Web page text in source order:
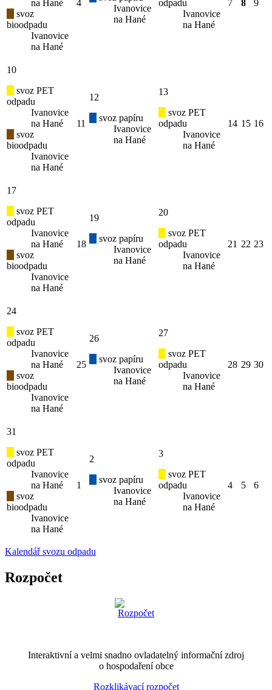
na Hané
svoz
bioodpadu
Ivanovice
na Hané
4
Ivanovice
na Hané
odpadu
Ivanovice
na Hané
7 8 9
10
svoz PET
odpadu
Ivanovice
na Hané
svoz
bioodpadu
Ivanovice
na Hané
11
12
svoz papíru
Ivanovice
na Hané
13
svoz PET
odpadu
Ivanovice
na Hané
14 15 16
17
svoz PET
odpadu
Ivanovice
na Hané
svoz
bioodpadu
Ivanovice
na Hané
18
19
svoz papíru
Ivanovice
na Hané
20
svoz PET
odpadu
Ivanovice
na Hané
21 22 23
24
svoz PET
odpadu
Ivanovice
na Hané
svoz
bioodpadu
Ivanovice
na Hané
25
26
svoz papíru
Ivanovice
na Hané
27
svoz PET
odpadu
Ivanovice
na Hané
28 29 30
31
svoz PET
odpadu
Ivanovice
na Hané
svoz
bioodpadu
Ivanovice
na Hané
1
2
svoz papíru
Ivanovice
na Hané
3
svoz PET
odpadu
Ivanovice
na Hané
4 5 6
Kalendář svozu odpadu
Rozpočet
Interaktivní a velmi snadno ovladatelný informační zdroj
o hospodaření obce
Rozklikávací rozpočet